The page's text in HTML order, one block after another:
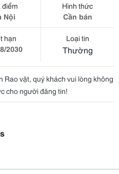
Nội
Hình thức
Cần bán
hạn
2030
Loại tin
Thường
Rao vặt, quý khách vui lòng không
cho người đăng tin!